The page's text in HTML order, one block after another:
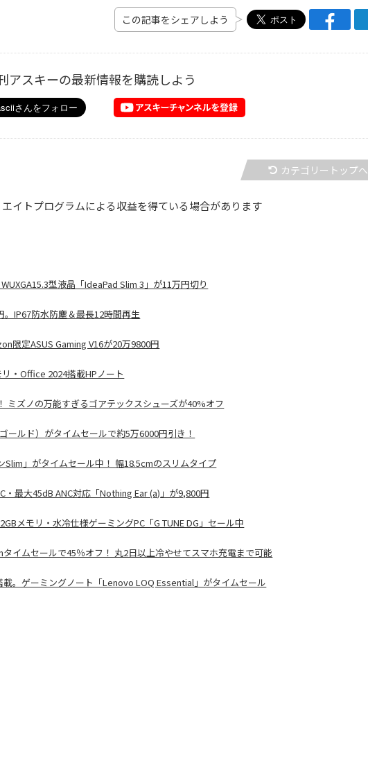
この記事をシェアしよう
アスキーの最新情報を購読しよう
カテゴリートップへ
イトプログラムによる収益を得ている場合があります
型液晶「IdeaPad Slim 3」が11万円切り
IP67防水防塵＆最長12時間再生
限定ASUS Gaming V16が20万9800円
・Office 2024搭載HPノート
ミズノの万能すぎるゴアテックスシューズが40%オフ
ールド）がタイムセールで約5万6000円引き！
」がタイムセール中！ 幅18.5cmのスリムタイプ
最大45dB ANC対応「Nothing Ear (a)」が9,800円
メモリ・水冷仕様ゲーミングPC「G TUNE DG」セール中
イムセールで45％オフ！ 丸2日以上冷やせてスマホ充電まで可能
載。ゲーミングノート「Lenovo LOQ Essential」がタイムセール